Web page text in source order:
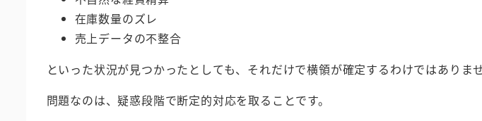
在庫数量のズレ
売上データの不整合
といった状況が見つかったとしても、それだけで横領が確定するわけではありませ
問題なのは、疑惑段階で断定的対応を取ることです。